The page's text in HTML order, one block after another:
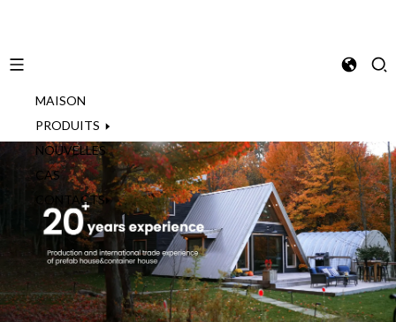
MAISON
PRODUITS
NOUVELLES
CAS
CONTACTS